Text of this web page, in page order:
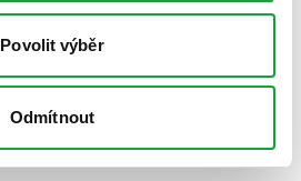
Povolit výběr
Odmítnout